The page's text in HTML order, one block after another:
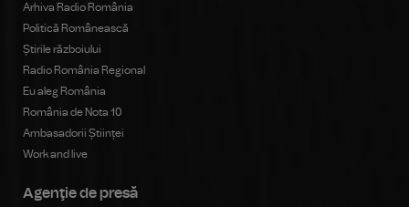
Arhiva Radio România
Politică Românească
Știrile războiului
Radio România Regional
Eu aleg România
România de Nota 10
Ambasadorii Științei
Work and live
Agenţie de presă